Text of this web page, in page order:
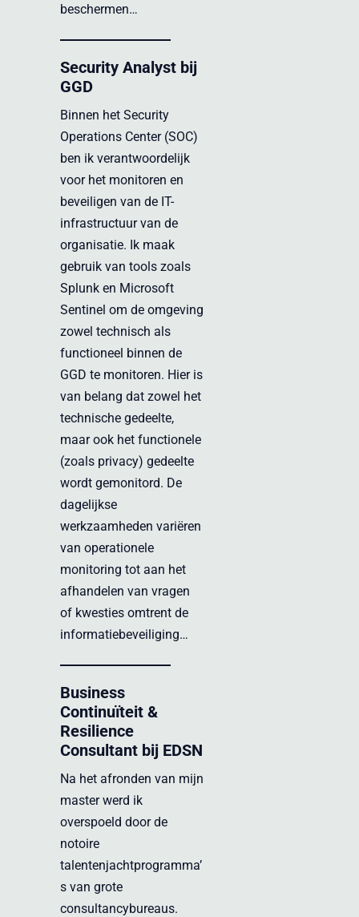
beschermen…
Security Analyst bij
GGD
Binnen het Security
Operations Center (SOC)
ben ik verantwoordelijk
voor het monitoren en
beveiligen van de IT-
infrastructuur van de
organisatie. Ik maak
gebruik van tools zoals
Splunk en Microsoft
Sentinel om de omgeving
zowel technisch als
functioneel binnen de
GGD te monitoren. Hier is
van belang dat zowel het
technische gedeelte,
maar ook het functionele
(zoals privacy) gedeelte
wordt gemonitord. De
dagelijkse
werkzaamheden variëren
van operationele
monitoring tot aan het
afhandelen van vragen
of kwesties omtrent de
informatiebeveiliging…
Business
Continuïteit &
Resilience
Consultant bij EDSN
Na het afronden van mijn
master werd ik
overspoeld door de
notoire
talentenjachtprogramma’
s van grote
consultancybureaus.